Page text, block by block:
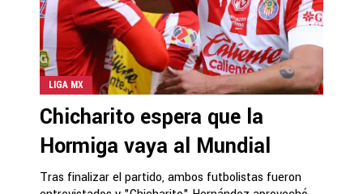
LIGA MX
Chicharito espera que la
Hormiga vaya al Mundial
Tras finalizar el partido, ambos futbolistas fueron